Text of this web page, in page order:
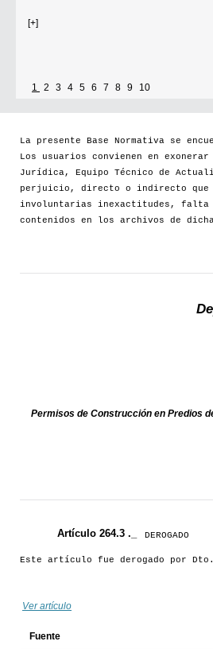
[+]
1 2 3 4 5 6 7 8 9 10
La presente Base Normativa se
Los usuarios convienen en
Jurídica, Equipo Técnico de
perjuicio, directo o indirecto que
involuntarias inexactitudes, falta
contenidos en los archivos de
Permisos de Construcción en Predios
Artículo 264.3 ._ DEROGADO
Este artículo fue derogado por
Ver artículo
Fuente